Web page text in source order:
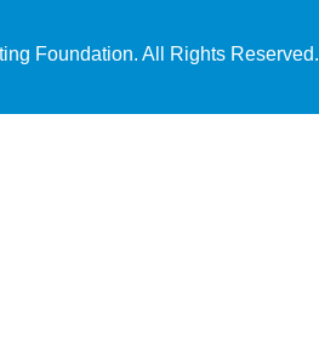
Foundation. All Rights Reserved.